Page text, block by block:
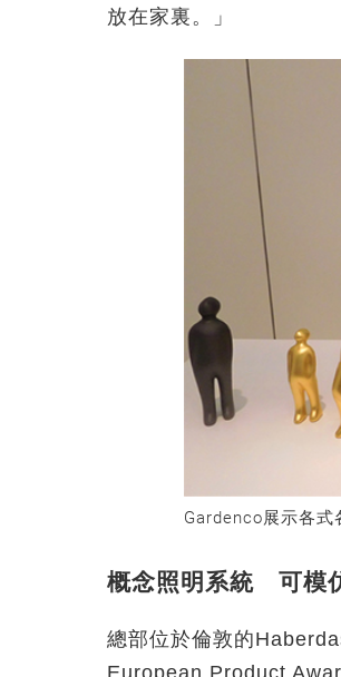
放在家裏。」
Gardenco展示各式
概念照明系統 可模
總部位於倫敦的
European Product